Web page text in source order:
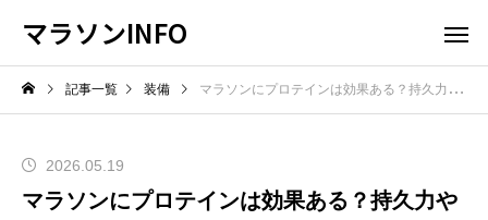
マラソンINFO
記事一覧 装備 マラソンにプロテインは効果ある？持久力や疲労回復へのメリットを解説！
2026.05.19
マラソンにプロテインは効果ある？持久力や